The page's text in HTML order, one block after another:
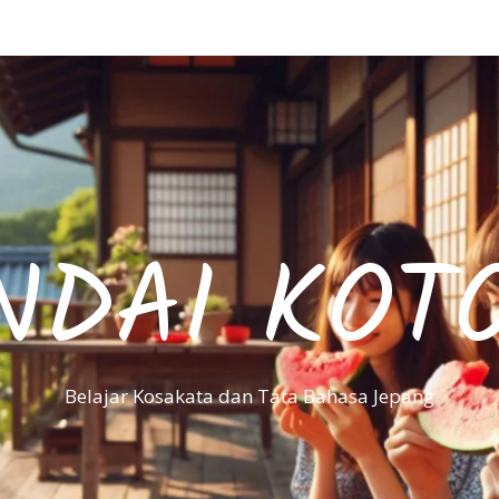
Belajar Kosakata dan Tata Bahasa Jepang